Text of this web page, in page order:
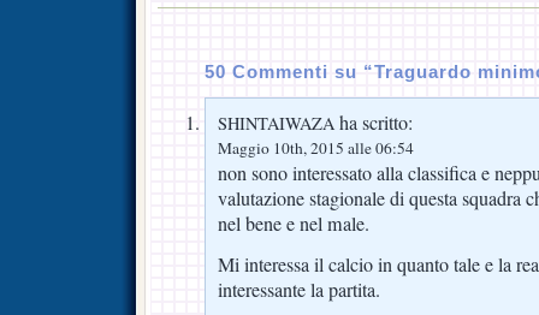
50 Commenti su “Traguardo
SHINTAIWAZA ha scritto:
Maggio 10th, 2015 alle 06:54
non sono interessato alla classifica e
valutazione stagionale di questa squadra
nel bene e nel male.
Mi interessa il calcio in quanto tale e la
interessante la partita.